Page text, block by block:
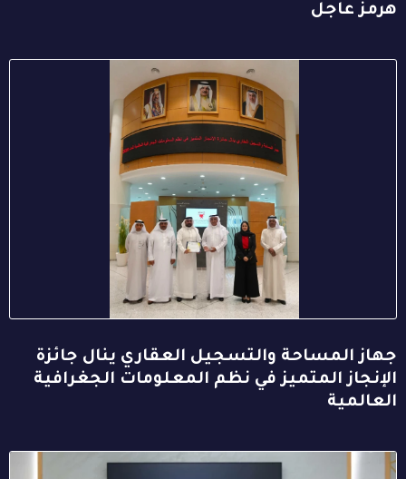
هرمز عاجل
جهاز المساحة والتسجيل العقاري ينال جائزة
الإنجاز المتميز في نظم المعلومات الجغرافية
العالمية